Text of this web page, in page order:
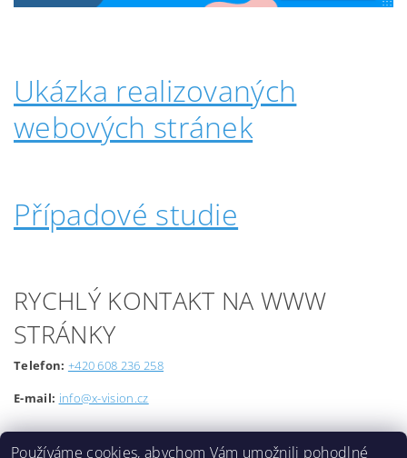
Ukázka realizovaných
webových stránek
Případové studie
RYCHLÝ KONTAKT NA WWW
STRÁNKY
Telefon: +420 608 236 258
E-mail: info@x-vision.cz
Používáme cookies, abychom Vám umožnili pohodlné